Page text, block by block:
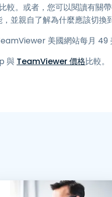
較。或者，您可以閱讀有關
並親自了解為什麼應該切換
美國網站每月 49
與 TeamViewer 價格比較。